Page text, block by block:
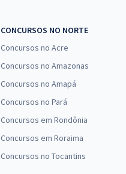
CONCURSOS NO NORTE
Concursos no Acre
Concursos no Amazonas
Concursos no Amapá
Concursos no Pará
Concursos em Rondônia
Concursos em Roraima
Concursos no Tocantins